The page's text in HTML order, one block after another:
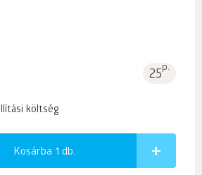
25p.
költség
Kosárba 1 db.